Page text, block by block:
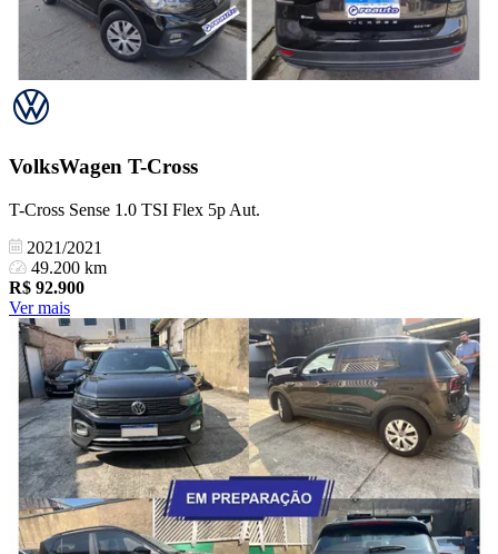
VolksWagen T-Cross
T-Cross Sense 1.0 TSI Flex 5p Aut.
2021/2021
49.200 km
R$ 92.900
Ver mais